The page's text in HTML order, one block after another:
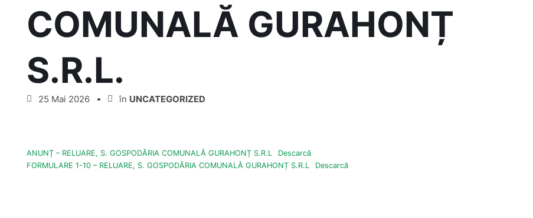
COMUNALĂ GURAHONȚ
S.R.L.
25 Mai 2026 în UNCATEGORIZED
ANUNȚ – RELUARE, S. GOSPODĂRIA COMUNALĂ GURAHONȚ S.R.L
Descarcă
FORMULARE 1-10 – RELUARE, S. GOSPODĂRIA COMUNALĂ GURAHONȚ S.R.L
Descarcă